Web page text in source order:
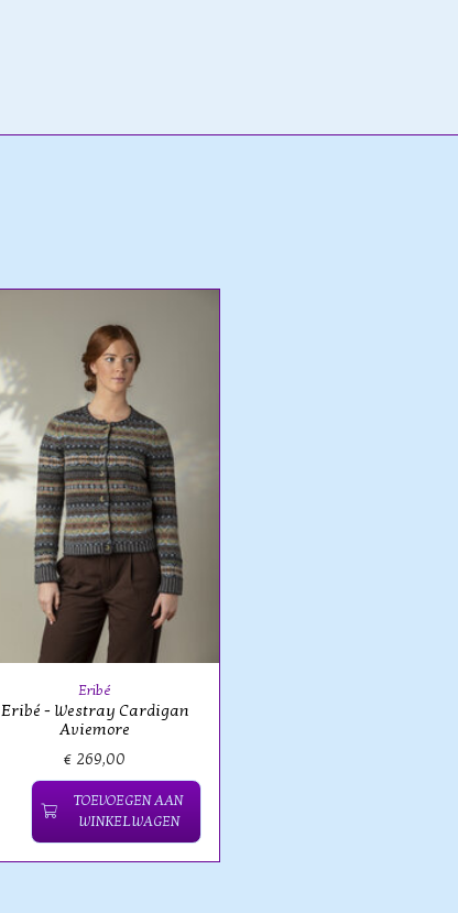
Eribé
Eribé - Westray Cardigan
Aviemore
€ 269,00
TOEVOEGEN AAN
WINKELWAGEN